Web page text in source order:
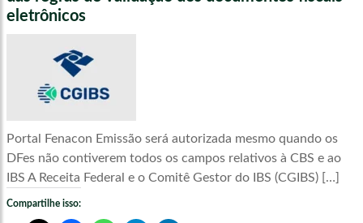
eletrônicos
Portal Fenacon Emissão será autorizada mesmo quando os
DFes não contiverem todos os campos relativos à CBS e ao
IBS A Receita Federal e o Comitê Gestor do IBS (CGIBS) […]
Compartilhe isso: